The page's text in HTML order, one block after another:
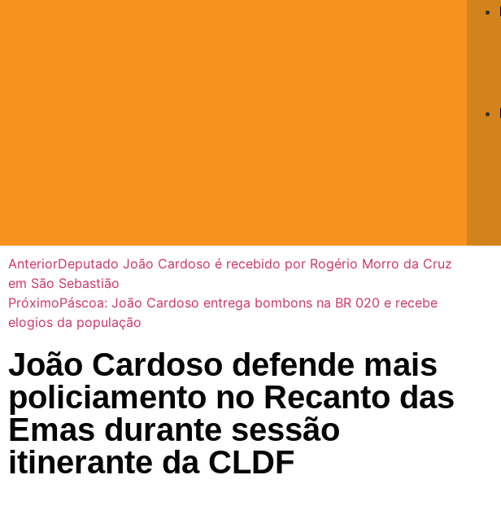
AnteriorDeputado João Cardoso é recebido por Rogério Morro da Cruz
em São Sebastião
PróximoPáscoa: João Cardoso entrega bombons na BR 020 e recebe
elogios da população
João Cardoso defende mais
policiamento no Recanto das
Emas durante sessão
itinerante da CLDF